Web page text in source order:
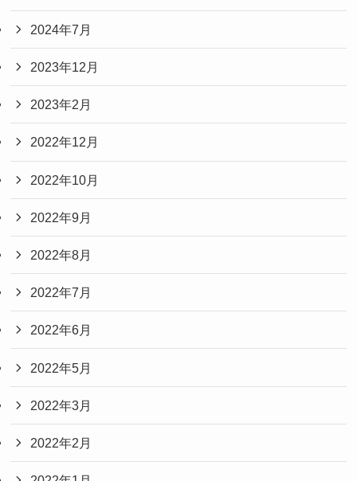
2024年7月
2023年12月
2023年2月
2022年12月
2022年10月
2022年9月
2022年8月
2022年7月
2022年6月
2022年5月
2022年3月
2022年2月